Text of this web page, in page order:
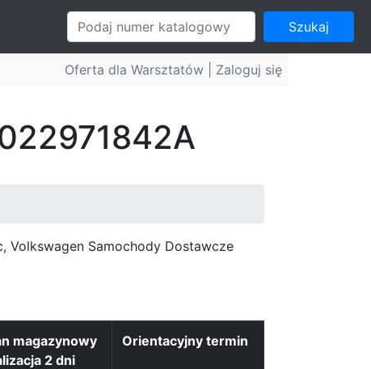
Szukaj
Oferta dla Warsztatów | Zaloguj się
Volkswagen Samochody Dostawcze
magazynowy
2 dni
Orientacyjny termin